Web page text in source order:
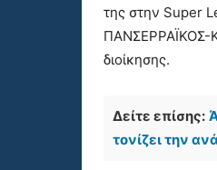
της στην Super
διοίκησης.
Δείτε επίσης:
τονίζει την